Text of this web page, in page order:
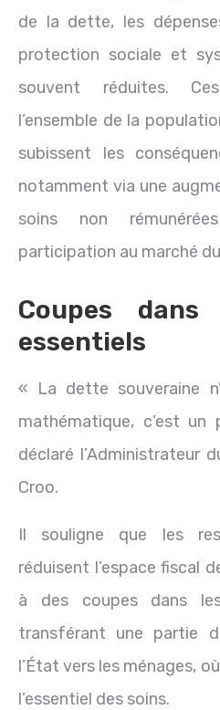
de la dette, les
protection sociale et
souvent réduites.
l’ensemble de la
subissent les
notamment via une
soins non
participation au marché
Coupes
essentiels
« La dette souveraine
mathématique, c’est un
déclaré l’Administrateur
Croo.
Il souligne que les
réduisent l’espace fiscal
à des coupes dans
transférant une partie
l’État vers les ménages,
l’essentiel des soins.